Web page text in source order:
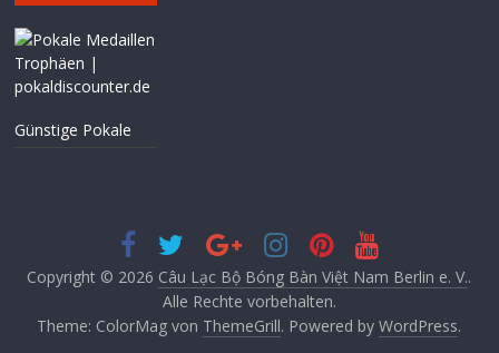
Günstige Pokale
Copyright © 2026 Câu Lạc Bộ Bóng Bàn Việt Nam Berlin e. V..
Alle Rechte vorbehalten.
Theme: ColorMag von ThemeGrill. Powered byWordPress.